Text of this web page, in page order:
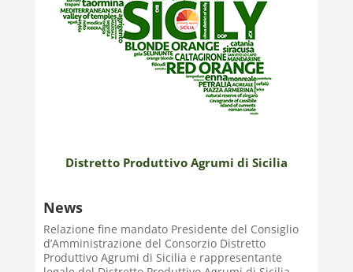
Distretto Produttivo Agrumi di Sicilia
News
Relazione fine mandato Presidente del Consiglio
d’Amministrazione del Consorzio Distretto
Produttivo Agrumi di Sicilia e rappresentante